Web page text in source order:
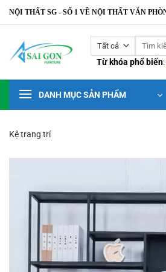
Bỏ
qua
dung
NỘI THẤT SG - SỐ 1 VỀ NỘI THẤT VĂN
Tìm
Từ khóa phổ biến:
DANH MỤC SẢN PHẨM
Kệ trang trí